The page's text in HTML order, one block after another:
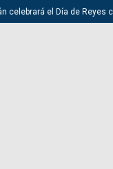
el Día de Reyes con